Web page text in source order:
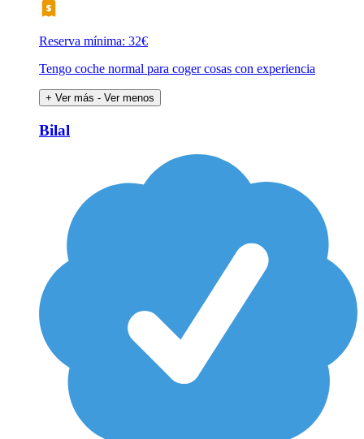
Reserva mínima: 32€
Tengo coche normal para coger cosas con experiencia
+ Ver más - Ver menos
Bilal